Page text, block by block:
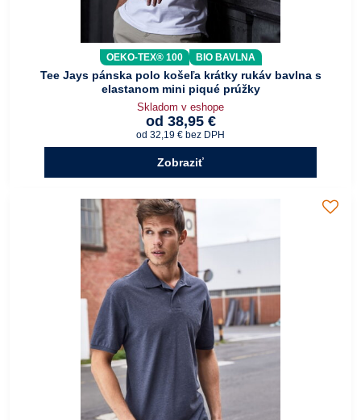
OEKO-TEX® 100 BIO BAVLNA
Tee Jays pánska polo košeľa krátky rukáv bavlna s
elastanom mini piqué prúžky
Skladom v eshope
od 38,95 €
od 32,19 € bez DPH
Zobraziť